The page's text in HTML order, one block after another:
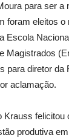
para ser a
foram eleitos
Escola
Magistrados
para diretor da
aclamação.
Krauss felicitou
produtiva